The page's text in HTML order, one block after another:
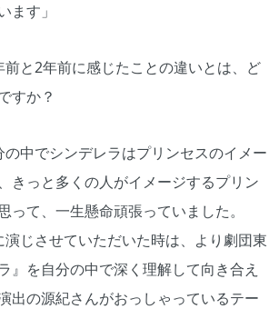
ます」
と2年前に感じたことの違いとは、ど
すか？
中でシンデレラはプリンセスのイメー
きっと多くの人がイメージするプリン
って、一生懸命頑張っていました。
じさせていただいた時は、より劇団東
』を自分の中で深く理解して向き合え
出の源紀さんがおっしゃっているテー